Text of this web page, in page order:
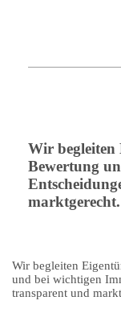
Wir begleiten
Bewertung
marktgerecht.
Wir begleiten
und bei wichtigen
transparent und